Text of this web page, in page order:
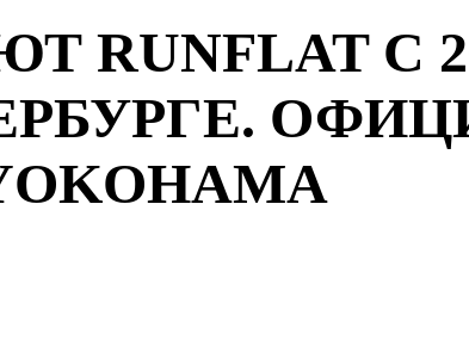
RUNFLAT С